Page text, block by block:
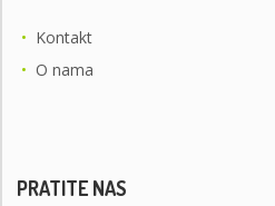
• Kontakt
• O nama
PRATITE NAS